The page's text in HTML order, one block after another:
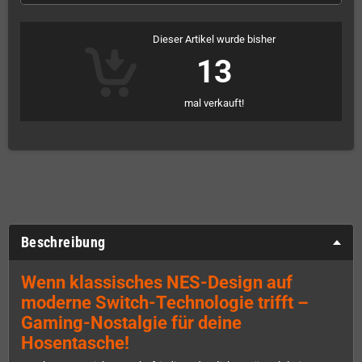
Dieser Artikel wurde bisher
13
mal verkauft!
Beschreibung
Wenn klassisches NES-Design auf
moderne Switch-Technologie trifft –
Gaming-Nostalgie für deine
Hosentasche!